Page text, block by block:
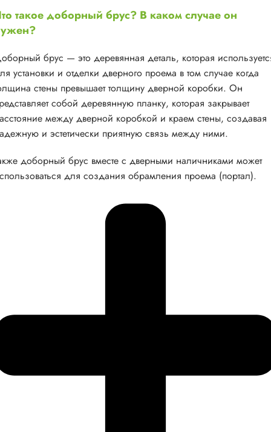
такое доборный брус? В каком случае он
брус — это деревянная деталь, которая
установки и отделки дверного проема в том случае когда
стены превышает толщину дверной коробки. Он
собой деревянную планку, которая закрывает
между дверной коробкой и краем стены, создавая
и эстетически приятную связь между ними.
доборный брус вместе с дверными наличниками может
для создания обрамления проема (портал).